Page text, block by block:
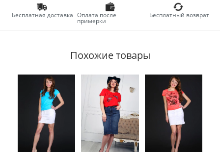
Бесплатная доставка Оплата после
примерки
Бесплатный возврат
Похожие товары